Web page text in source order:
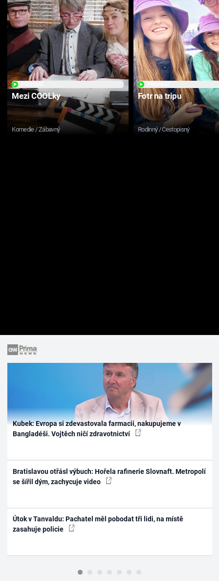
Mezi COOLky
Komedie / Zábavný
Fotr na tripu
Rodinný / Cestopisný
Kubek: Evropa si zdevastovala farmacii, nakupujeme v
Bangladéši. Vojtěch ničí zdravotnictví
Bratislavou otřásl výbuch: Hořela rafinerie Slovnaft. Metropolí
se šířil dým, zachycuje video
Útok v Tanvaldu: Pachatel měl pobodat tři lidi, na místě
zasahuje policie